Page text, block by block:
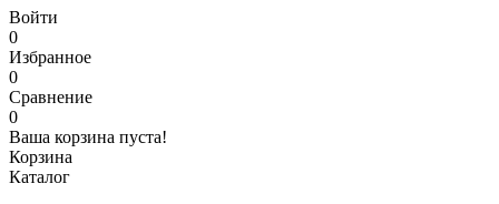
Войти
0
Избранное
0
Сравнение
0
Ваша корзина пуста!
Корзина
Каталог